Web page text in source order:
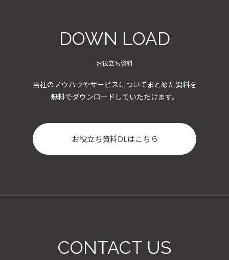
DOWN LOAD
お役立ち資料
当社のノウハウやサービスについてまとめた資料を
無料でダウンロードしていただけます。
お役立ち資料DLはこちら
CONTACT US